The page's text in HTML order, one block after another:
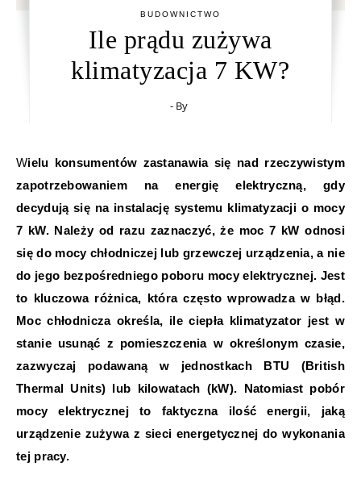
BUDOWNICTWO
Ile prądu zużywa
klimatyzacja 7 KW?
- By
Wielu konsumentów zastanawia się nad rzeczywistym
zapotrzebowaniem na energię elektryczną, gdy
decydują się na instalację systemu klimatyzacji o mocy
7 kW. Należy od razu zaznaczyć, że moc 7 kW odnosi
się do mocy chłodniczej lub grzewczej urządzenia, a nie
do jego bezpośredniego poboru mocy elektrycznej. Jest
to kluczowa różnica, która często wprowadza w błąd.
Moc chłodnicza określa, ile ciepła klimatyzator jest w
stanie usunąć z pomieszczenia w określonym czasie,
zazwyczaj podawaną w jednostkach BTU (British
Thermal Units) lub kilowatach (kW). Natomiast pobór
mocy elektrycznej to faktyczna ilość energii, jaką
urządzenie zużywa z sieci energetycznej do wykonania
tej pracy.